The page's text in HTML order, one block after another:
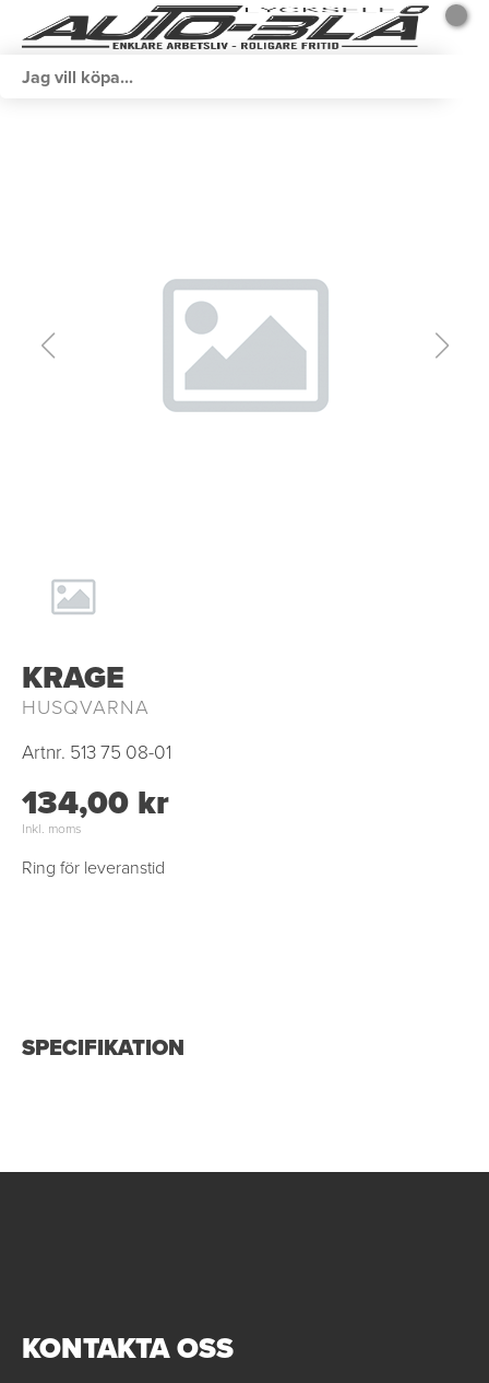
KRAGE
HUSQVARNA
Artnr. 513 75 08-01
134,00 kr
Inkl. moms
Ring för leveranstid
SPECIFIKATION
KONTAKTA OSS